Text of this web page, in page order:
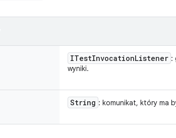
ITestInvocationListener :
wyniki.
String : komunikat, który ma